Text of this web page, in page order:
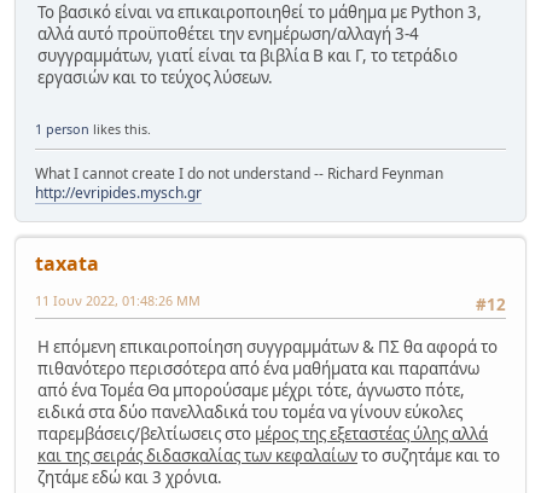
Το βασικό είναι να επικαιροποιηθεί το μάθημα με Python 3,
αλλά αυτό προϋποθέτει την ενημέρωση/αλλαγή 3-4
συγγραμμάτων, γιατί είναι τα βιβλία Β και Γ, το τετράδιο
εργασιών και το τεύχος λύσεων.
1 person likes this.
What I cannot create I do not understand -- Richard Feynman
http://evripides.mysch.gr
taxata
#12
11 Ιουν 2022, 01:48:26 ΜΜ
Η επόμενη επικαιροποίηση συγγραμμάτων & ΠΣ θα αφορά το
πιθανότερο περισσότερα από ένα μαθήματα και παραπάνω
από ένα Τομέα Θα μπορούσαμε μέχρι τότε, άγνωστο πότε,
ειδικά στα δύο πανελλαδικά του τομέα να γίνουν εύκολες
παρεμβάσεις/βελτίωσεις στο μέρος της εξεταστέας ύλης αλλά
και της σειράς διδασκαλίας των κεφαλαίωντο συζητάμε και το
ζητάμε εδώ και 3 χρόνια.